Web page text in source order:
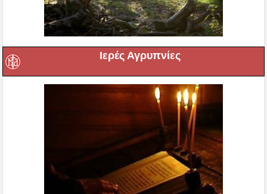
Ιερές Αγρυπνίες